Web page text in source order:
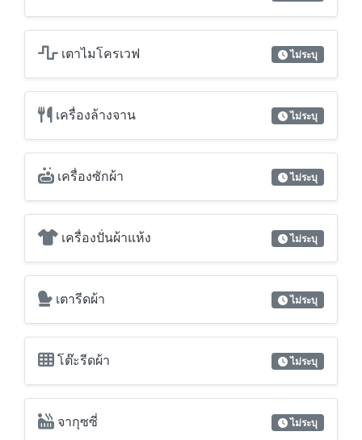
เตาไมโครเวฟ ไม่ระบุ
เครื่องล้างจาน ไม่ระบุ
เครื่องซักผ้า ไม่ระบุ
เครื่องปั่นผ้าแห้ง ไม่ระบุ
เตารีดผ้า ไม่ระบุ
โต๊ะรีดผ้า ไม่ระบุ
จากุซซี่ ไม่ระบุ